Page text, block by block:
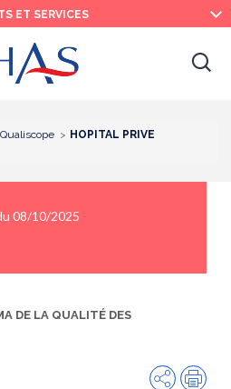
ET SERVICES
Qualiscope
HOPITAL PRIVE
08/10/2025
DE LA QUALITÉ DES
Partager